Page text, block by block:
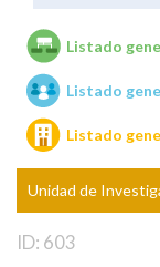
Listado
Listado
Listado
Unidad de
ID: 603